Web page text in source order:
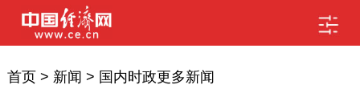
首页> 新闻 > 国内时政更多新闻